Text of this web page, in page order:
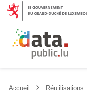
Accueil Réutilisations